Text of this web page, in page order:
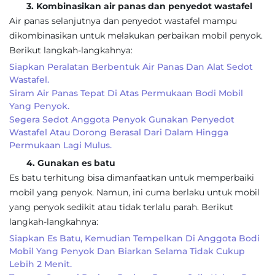
3. Kombinasikan air panas dan penyedot wastafel
Air panas selanjutnya dan penyedot wastafel mampu
dikombinasikan untuk melakukan perbaikan mobil penyok.
Berikut langkah-langkahnya:
Siapkan Peralatan Berbentuk Air Panas Dan Alat Sedot
Wastafel.
Siram Air Panas Tepat Di Atas Permukaan Bodi Mobil
Yang Penyok.
Segera Sedot Anggota Penyok Gunakan Penyedot
Wastafel Atau Dorong Berasal Dari Dalam Hingga
Permukaan Lagi Mulus.
4. Gunakan es batu
Es batu terhitung bisa dimanfaatkan untuk memperbaiki
mobil yang penyok. Namun, ini cuma berlaku untuk mobil
yang penyok sedikit atau tidak terlalu parah. Berikut
langkah-langkahnya:
Siapkan Es Batu, Kemudian Tempelkan Di Anggota Bodi
Mobil Yang Penyok Dan Biarkan Selama Tidak Cukup
Lebih 2 Menit.